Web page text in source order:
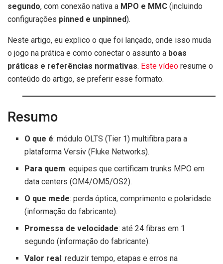
segundo, com conexão nativa a MPO e MMC (incluindo
configurações pinned e unpinned).
Neste artigo, eu explico o que foi lançado, onde isso muda
o jogo na prática e como conectar o assunto a boas
práticas e referências normativas. Este vídeo resume o
conteúdo do artigo, se preferir esse formato.
Resumo
O que é: módulo OLTS (Tier 1) multifibra para a
plataforma Versiv (Fluke Networks).
Para quem: equipes que certificam trunks MPO em
data centers (OM4/OM5/OS2).
O que mede: perda óptica, comprimento e polaridade
(informação do fabricante).
Promessa de velocidade: até 24 fibras em 1
segundo (informação do fabricante).
Valor real: reduzir tempo, etapas e erros na